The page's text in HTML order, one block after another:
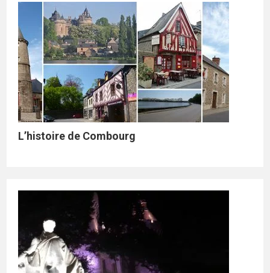
L’histoire de Combourg